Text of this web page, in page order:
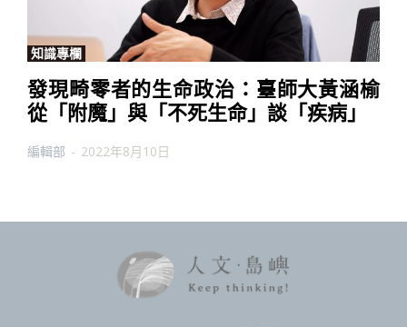
知識專欄
發現畸零者的生命政治：臺師大黃涵榆
從「附魔」與「不死生命」談「疾病」
編輯部 - 2022年8月10日